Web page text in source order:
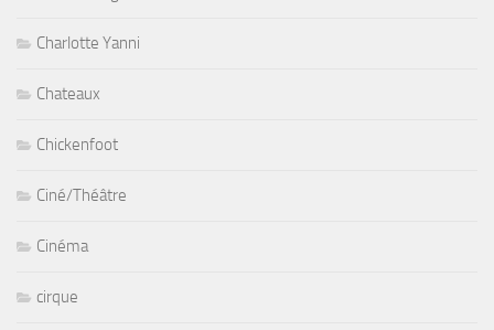
Charlotte Yanni
Chateaux
Chickenfoot
Ciné/Théâtre
Cinéma
cirque